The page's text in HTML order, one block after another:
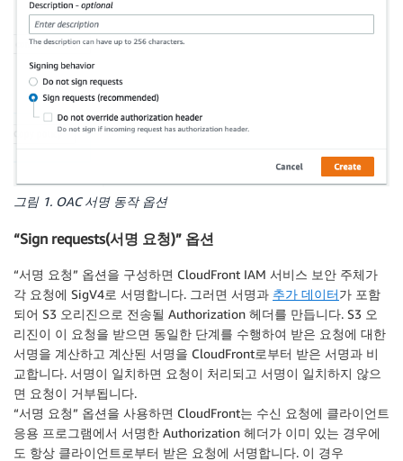
그림 1. OAC 서명 동작 옵션
“Sign requests(서명 요청)” 옵션
“서명 요청” 옵션을 구성하면 CloudFront IAM 서비스 보안 주체가
각 요청에 SigV4로 서명합니다. 그러면 서명과 추가 데이터가 포함
되어 S3 오리진으로 전송될 Authorization 헤더를 만듭니다. S3 오
리진이 이 요청을 받으면 동일한 단계를 수행하여 받은 요청에 대한
서명을 계산하고 계산된 서명을 CloudFront로부터 받은 서명과 비
교합니다. 서명이 일치하면 요청이 처리되고 서명이 일치하지 않으
면 요청이 거부됩니다.
“서명 요청” 옵션을 사용하면 CloudFront는 수신 요청에 클라이언트
응용 프로그램에서 서명한 Authorization 헤더가 이미 있는 경우에
도 항상 클라이언트로부터 받은 요청에 서명합니다. 이 경우